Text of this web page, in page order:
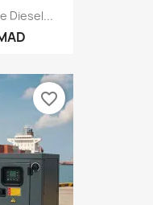
Diesel...
favorite_border